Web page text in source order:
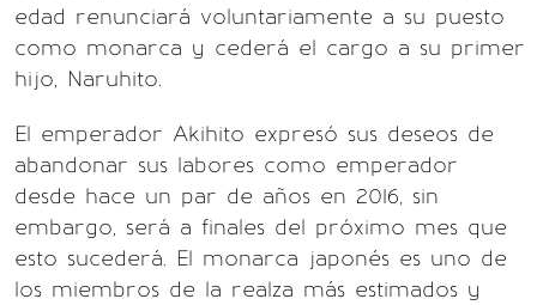
edad renunciará voluntariamente a su puesto
como monarca y cederá el cargo a su primer
hijo, Naruhito.
El emperador Akihito expresó sus deseos de
abandonar sus labores como emperador
desde hace un par de años en 2016, sin
embargo, será a finales del próximo mes que
esto sucederá. El monarca japonés es uno de
los miembros de la realza más estimados y